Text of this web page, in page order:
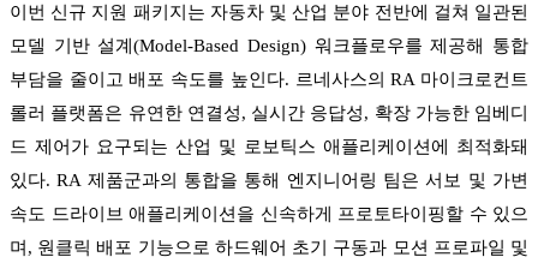
이번 신규 지원 패키지는 자동차 및 산업 분야 전반에 걸쳐 일관된
모델 기반 설계(Model-Based Design) 워크플로우를 제공해 통합
부담을 줄이고 배포 속도를 높인다. 르네사스의 RA 마이크로컨트
롤러 플랫폼은 유연한 연결성, 실시간 응답성, 확장 가능한 임베디
드 제어가 요구되는 산업 및 로보틱스 애플리케이션에 최적화돼
있다. RA 제품군과의 통합을 통해 엔지니어링 팀은 서보 및 가변
속도 드라이브 애플리케이션을 신속하게 프로토타이핑할 수 있으
며, 원클릭 배포 기능으로 하드웨어 초기 구동과 모션 프로파일 및